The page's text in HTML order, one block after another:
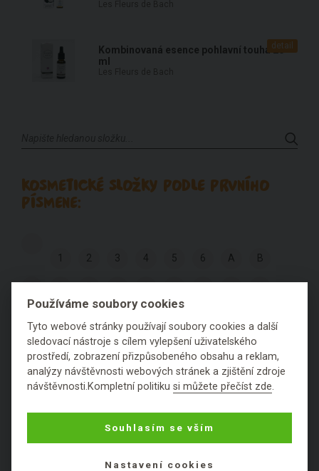
Kombinovaná esence pohlavní touha 20
ml
detail
KOSMETICKÉ SLOŽKY PODLE PRVNÍHO
PÍSMENE:
1 2 3 4 5 6 A B
C D E F G H I J K
U V W X Y Z
KOSMETICKÉ SLOŽKY PODLE
HODNOCENÍ:
Používáme soubory cookies
Tyto webové stránky používají soubory cookies a další
sledovací nástroje s cílem vylepšení uživatelského
prostředí, zobrazení přizpůsobeného obsahu a reklam,
analýzy návštěvnosti webových stránek a zjištění zdroje
návštěvnosti.Kompletní politikusi můžete přečíst zde.
Souhlasím se vším
Nastavení cookies